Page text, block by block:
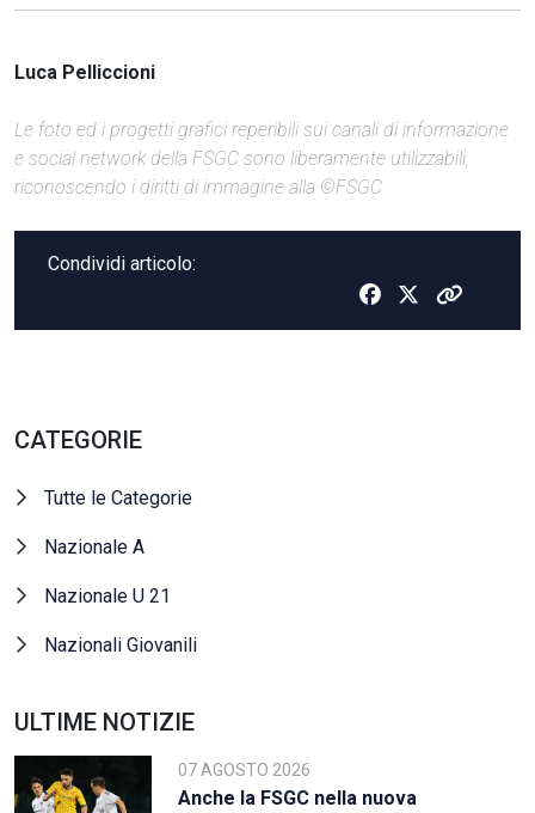
Luca Pelliccioni
Le foto ed i progetti grafici reperibili sui canali di informazione
e social network della FSGC sono liberamente utilizzabili,
riconoscendo i diritti di immagine alla ©FSGC
Condividi articolo:
CATEGORIE
Tutte le Categorie
Nazionale A
Nazionale U 21
Nazionali Giovanili
ULTIME NOTIZIE
07 AGOSTO 2026
Anche la FSGC nella nuova